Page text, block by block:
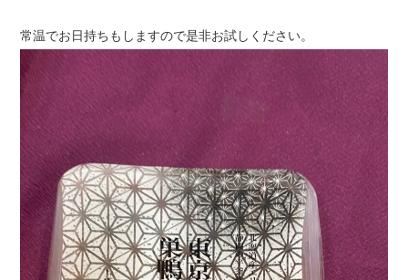
常温でお日持ちもしますので是非お試しください。